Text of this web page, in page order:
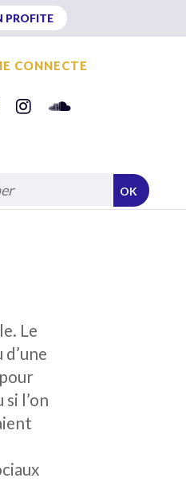
PROFITE
CONNECTE
OK
Le
l’on